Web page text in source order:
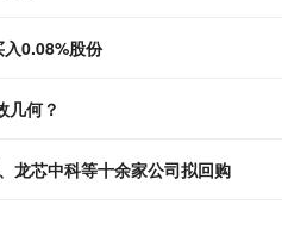
0.08%股份
几何？
龙芯中科等十余家公司拟回购